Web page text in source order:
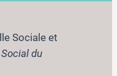
Sociale et
du